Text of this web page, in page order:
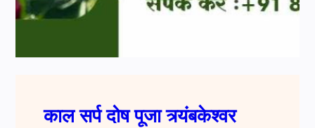
काल सर्प दोष पूजा त्र्यंबकेश्वर